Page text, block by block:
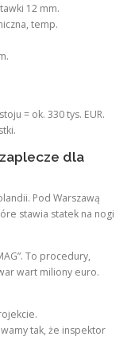
12 mm.
temp.
= ok. 330 tys. EUR.
dla
Pod Warszawą
stawia statek na nogi
To procedury,
wart miliony euro.
tak, że inspektor